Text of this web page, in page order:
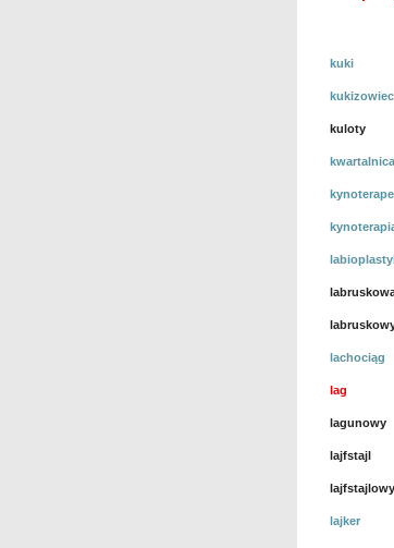
kuki
kukizowiec
kuloty
kwartalnica
lachociąg
lag
lagunowy
lajfstajl
lajfstajlowy
lajker